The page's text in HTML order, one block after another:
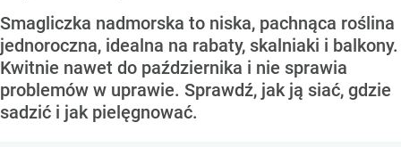
Smagliczka nadmorska to niska, pachnąca roślina
jednoroczna, idealna na rabaty, skalniaki i balkony.
Kwitnie nawet do października i nie sprawia
problemów w uprawie. Sprawdź, jak ją siać, gdzie
sadzić i jak pielęgnować.